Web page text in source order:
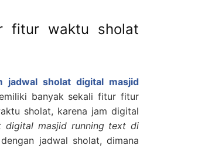
fitur waktu sholat
jadwal sholat digital masjid
banyak sekali fitur fitur
sholat, karena jam digital
digital masjid running text di
jadwal sholat, dimana